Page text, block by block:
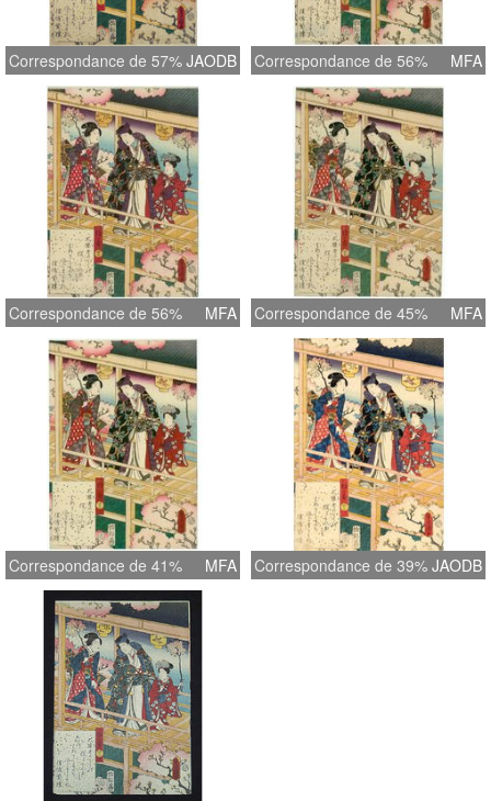
Correspondance de 57% JAODB Correspondance de 56% MFA
Correspondance de 56% MFA Correspondance de 45% MFA
Correspondance de 41% MFA Correspondance de 39% JAODB